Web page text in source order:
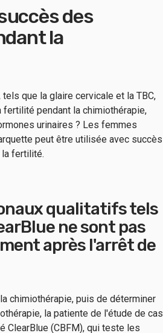
des
la
que la glaire cervicale et la TBC,
pendant la chimiothérapie,
urinaires ? Les femmes
peut être utilisée avec succès
la fertilité.
qualitatifs tels
ne sont pas
après l'arrêt de
chimiothérapie, puis de déterminer
la patiente de l'étude de cas
ClearBlue (CBFM), qui teste les